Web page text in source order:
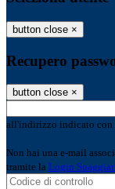
button close ×
Recupero
button close ×
all'indirizzo indicato con
Non hai una e-mail
tramite la Login